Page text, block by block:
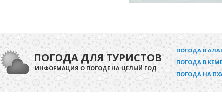
ПОГОДА ДЛЯ ТУРИСТОВ
ИНФОРМАЦИЯ О ПОГОДЕ НА ЦЕЛЫЙ ГОД
ПОГОДА В
ПОГОДА В
ПОГОДА НА